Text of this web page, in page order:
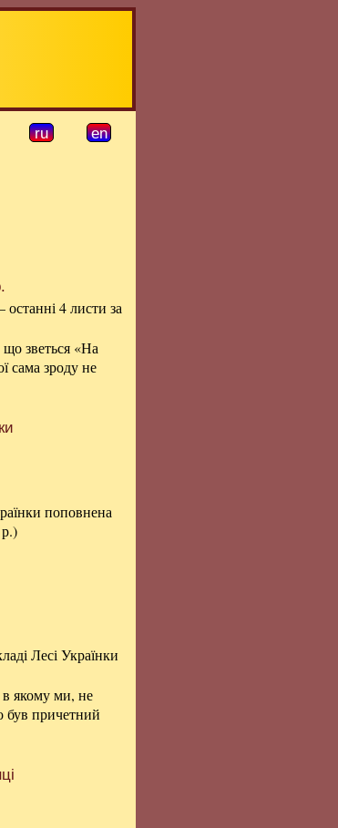
ru en
4 листи за
зветься «На
сама зроду не
поповнена
Лесі Українки
якому ми, не
був причетний